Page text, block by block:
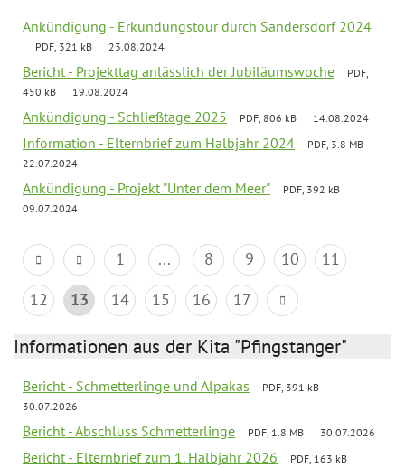
Ankündigung - Erkundungstour durch Sandersdorf 2024
PDF, 321 kB 23.08.2024
Bericht - Projekttag anlässlich der Jubiläumswoche
PDF,
450 kB
19.08.2024
Ankündigung - Schließtage 2025 PDF, 806 kB 14.08.2024
Information - Elternbrief zum Halbjahr 2024
PDF, 3.8 MB
22.07.2024
Ankündigung - Projekt "Unter dem Meer"
PDF, 392 kB
09.07.2024
1 ... 8 9 10
11
12
13 14 15 16 17
Informationen aus der Kita "Pfingstanger"
Bericht - Schmetterlinge und Alpakas
PDF, 391 kB
30.07.2026
Bericht - Abschluss Schmetterlinge PDF, 1.8 MB 30.07.2026
Bericht - Elternbrief zum 1. Halbjahr 2026
PDF, 163 kB